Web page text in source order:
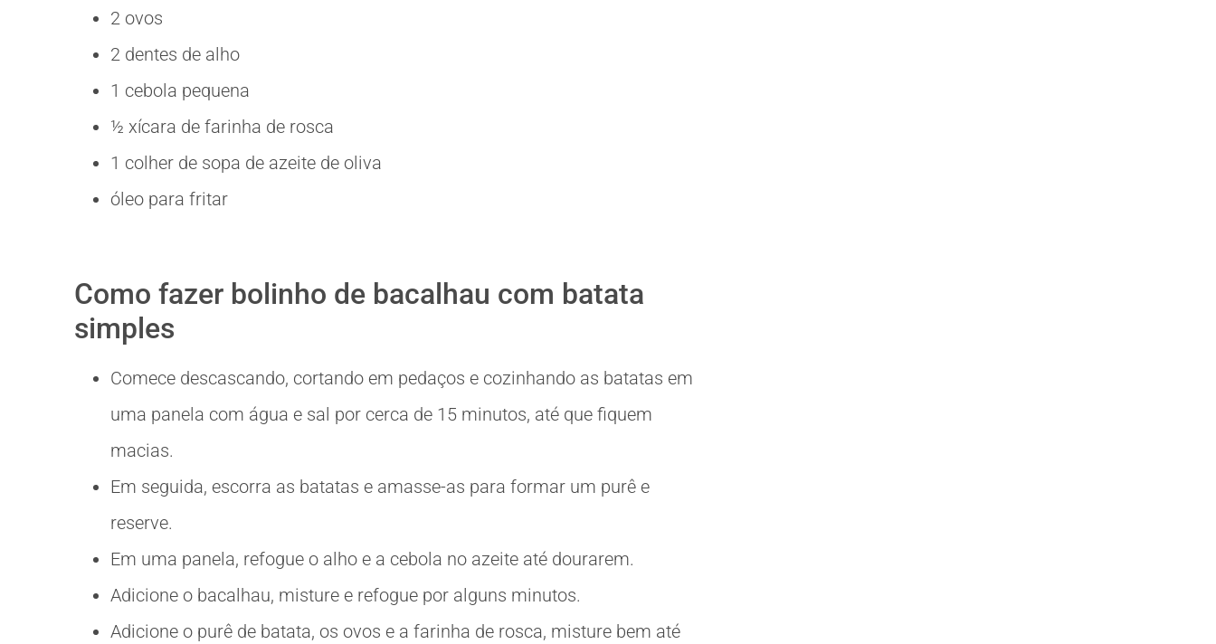
2 ovos
2 dentes de alho
1 cebola pequena
½ xícara de farinha de rosca
1 colher de sopa de azeite de oliva
óleo para fritar
Como fazer bolinho de bacalhau com batata
simples
Comece descascando, cortando em pedaços e cozinhando as batatas em
uma panela com água e sal por cerca de 15 minutos, até que fiquem
macias.
Em seguida, escorra as batatas e amasse-as para formar um purê e
reserve.
Em uma panela, refogue o alho e a cebola no azeite até dourarem.
Adicione o bacalhau, misture e refogue por alguns minutos.
Adicione o purê de batata, os ovos e a farinha de rosca, misture bem até